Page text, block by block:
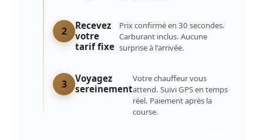
2
Recevez
votre
tarif fixe
Prix confirmé en 30 secondes.
Carburant inclus. Aucune
surprise à l'arrivée.
3
Voyagez
sereinement
Votre chauffeur vous
attend. Suivi GPS en temps
réel. Paiement après la
course.